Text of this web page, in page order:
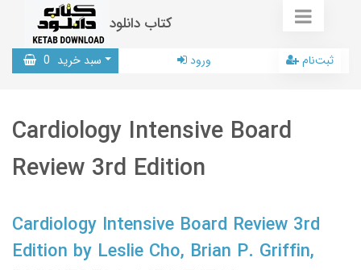
کتاب دانلود
سبد خرید 0 ورود ثبت‌نام
Cardiology Intensive Board
Review 3rd Edition
Cardiology Intensive Board Review 3rd
Edition by Leslie Cho, Brian P. Griffin,